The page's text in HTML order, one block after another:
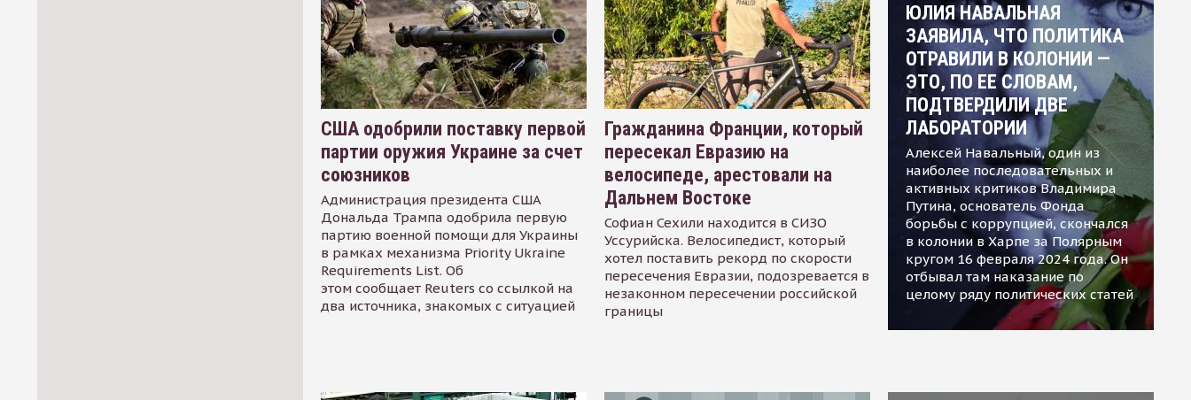
США одобрили поставку первой
партии оружия Украине за счет
союзников
Администрация президента США
Дональда Трампа одобрила первую
партию военной помощи для Украины
в рамках механизма Priority Ukraine
Requirements List. Об
этом сообщает Reuters со ссылкой на
два источника, знакомых с ситуацией
Гражданина Франции, который
пересекал Евразию на
велосипеде, арестовали на
Дальнем Востоке
Софиан Сехили находится в СИЗО
Уссурийска. Велосипедист, который
хотел поставить рекорд по скорости
пересечения Евразии, подозревается в
незаконном пересечении российской
границы
ЮЛИЯ НАВАЛЬНАЯ
ЗАЯВИЛА, ЧТО ПОЛИТИКА
ОТРАВИЛИ В КОЛОНИИ —
ЭТО, ПО ЕЕ СЛОВАМ,
ПОДТВЕРДИЛИ ДВЕ
ЛАБОРАТОРИИ
Алексей Навальный, один из
наиболее последовательных и
активных критиков Владимира
Путина, основатель Фонда
борьбы с коррупцией, скончался
в колонии в Харпе за Полярным
кругом 16 февраля 2024 года. Он
отбывал там наказание по
целому ряду политических статей